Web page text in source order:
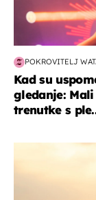
POKROVITELJ
Kad su
gledanje:
trenutke s